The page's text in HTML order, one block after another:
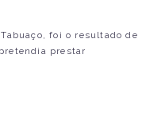
foi o resultado de
prestar